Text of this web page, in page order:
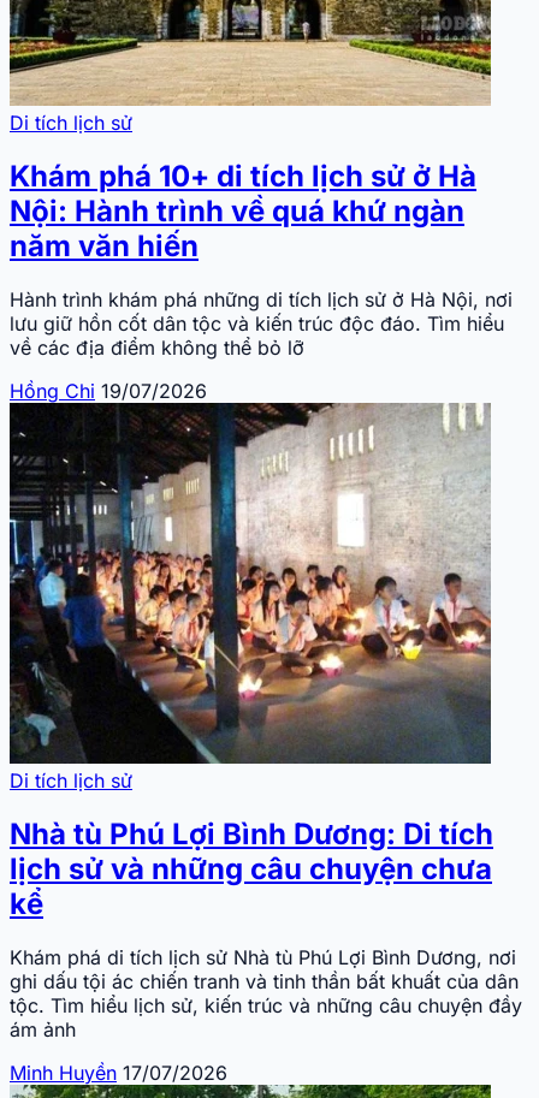
Di tích lịch sử
Khám phá 10+ di tích lịch sử ở Hà
Nội: Hành trình về quá khứ ngàn
năm văn hiến
Hành trình khám phá những di tích lịch sử ở Hà Nội, nơi
lưu giữ hồn cốt dân tộc và kiến trúc độc đáo. Tìm hiểu
về các địa điểm không thể bỏ lỡ
Hồng Chi 19/07/2026
Di tích lịch sử
Nhà tù Phú Lợi Bình Dương: Di tích
lịch sử và những câu chuyện chưa
kể
Khám phá di tích lịch sử Nhà tù Phú Lợi Bình Dương, nơi
ghi dấu tội ác chiến tranh và tinh thần bất khuất của dân
tộc. Tìm hiểu lịch sử, kiến trúc và những câu chuyện đầy
ám ảnh
Minh Huyền 17/07/2026